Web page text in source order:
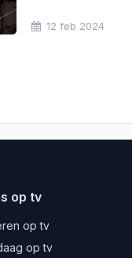
12 feb 2024
op tv
op tv
op tv